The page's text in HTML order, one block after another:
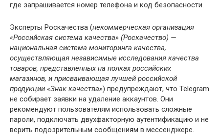
где запрашивается номер телефона и код безопасности.
Эксперты Роскачества (некоммерческая организация
«Российская система качества» (Роскачество) —
национальная система мониторинга качества,
осуществляющая независимые исследования качества
товаров, представленных на полках российских
магазинов, и присваивающая лучшей российской
продукции «Знак качества») предупреждают, что Telegram
не собирает заявки на удаление аккаунтов. Они
рекомендуют пользователям использовать сложные
пароли, подключать двухфакторную аутентификацию и не
верить подозрительным сообщениям в мессенджере.